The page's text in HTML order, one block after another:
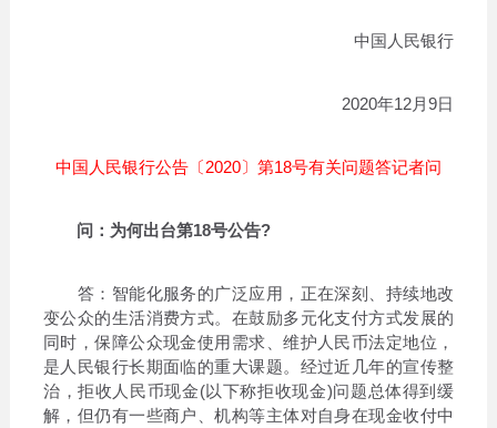
中国人民银行
2020年12月9日
中国人民银行公告〔2020〕第18号有关问题答记者问
问：为何出台第18号公告?
答：智能化服务的广泛应用，正在深刻、持续地改
变公众的生活消费方式。在鼓励多元化支付方式发展的
同时，保障公众现金使用需求、维护人民币法定地位，
是人民银行长期面临的重大课题。经过近几年的宣传整
治，拒收人民币现金(以下称拒收现金)问题总体得到缓
解，但仍有一些商户、机构等主体对自身在现金收付中